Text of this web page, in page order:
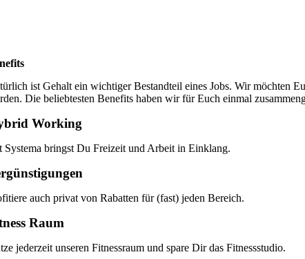
ist Gehalt ein wichtiger Bestandteil eines Jobs. Wir möchten
Die beliebtesten Benefits haben wir für Euch einmal
Working
Systema bringst Du Freizeit und Arbeit in Einklang.
auch privat von Rabatten für (fast) jeden Bereich.
Raum
jederzeit unseren Fitnessraum und spare Dir das Fitnessstudio.